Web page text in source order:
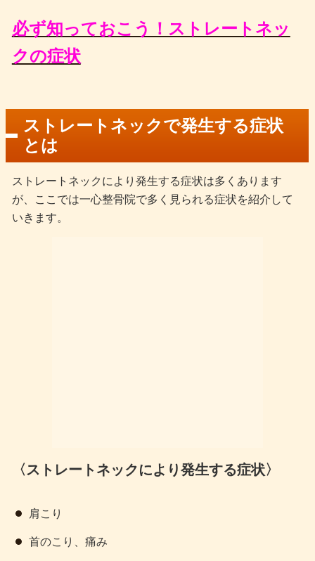
必ず知っておこう！ストレートネッ
クの症状
ストレートネックで発生する症状
とは
ストレートネックにより発生する症状は多くあります
が、ここでは一心整骨院で多く見られる症状を紹介して
いきます。
〈ストレートネックにより発生する症状〉
肩こり
首のこり、痛み